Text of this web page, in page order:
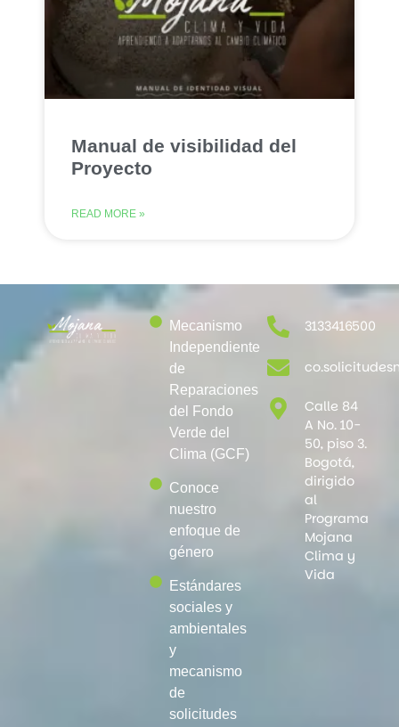
Manual de visibilidad del
Proyecto
READ MORE »
Mecanismo
Independiente
de
Reparaciones
del Fondo
Verde del
Clima (GCF)
Conoce
nuestro
enfoque de
género
Estándares
sociales y
ambientales
y
mecanismo
de
solicitudes
3133416500
Calle 84
A No. 10-
50, piso 3.
Bogotá,
dirigido
al
Programa
Mojana
Clima y
Vida